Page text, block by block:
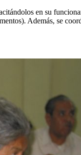
en su
Además, se